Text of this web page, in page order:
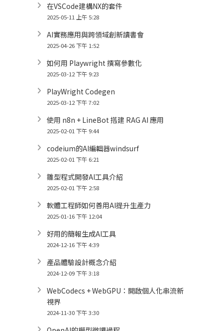
在VSCode建構NX的套件
2025-05-11 上午 5:28
AI實務應用與跨領域創新讀書會
2025-04-26 下午 1:52
如何用 Playwright 撰寫參數化
2025-03-12 下午 9:23
PlayWright Codegen
2025-03-12 下午 7:02
使用 n8n + LineBot 搭建 RAG AI 應用
2025-02-01 下午 9:44
codeium的AI編輯器windsurf
2025-02-01 下午 6:21
雛型程式開發AI工具介紹
2025-02-01 下午 2:58
軟體工程師如何善用AI提升生產力
2025-01-16 下午 12:04
好用的簡報生成AI工具
2024-12-16 下午 4:39
產品體驗設計概念介紹
2024-12-09 下午 3:18
WebCodecs + WebGPU：開啟個人化串流新
視界
2024-11-30 下午 3:30